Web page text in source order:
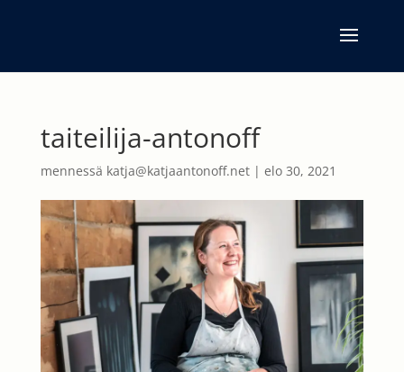
taiteilija-antonoff
mennessä katja@katjaantonoff.net| elo 30, 2021